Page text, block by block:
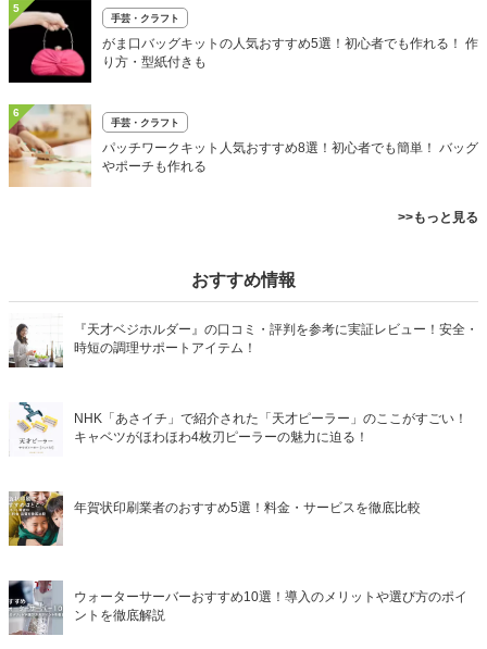
5
手芸・クラフト
がま口バッグキットの人気おすすめ5選！初心者でも作れる！ 作
り方・型紙付きも
6
手芸・クラフト
パッチワークキット人気おすすめ8選！初心者でも簡単！ バッグ
やポーチも作れる
>>もっと見る
おすすめ情報
『天才ベジホルダー』の口コミ・評判を参考に実証レビュー！安全・
時短の調理サポートアイテム！
NHK「あさイチ」で紹介された「天才ピーラー」のここがすごい！
キャベツがほわほわ4枚刃ピーラーの魅力に迫る！
年賀状印刷業者のおすすめ5選！料金・サービスを徹底比較
ウォーターサーバーおすすめ10選！導入のメリットや選び方のポイ
ントを徹底解説